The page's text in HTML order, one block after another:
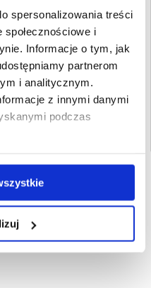
spersonalizowania treści
i
Informacje o tym, jak
partnerom
i analitycznym.
z innymi danymi
podczas
, Etui & Akcesoria Motorola